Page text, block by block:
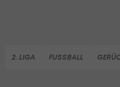
2. LIGA FUSSBALL